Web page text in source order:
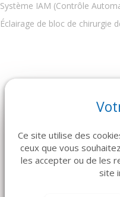
Système IAM (Contrôle
Éclairage de bloc de chirurgie
produits
Ce site utilise des
ceux que vous
les accepter ou de les
site